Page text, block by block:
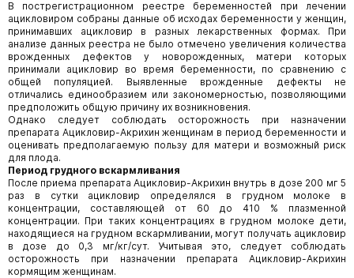
В пострегистрационном реестре беременностей при лечении
ацикловиром собраны данные об исходах беременности у женщин,
принимавших ацикловир в разных лекарственных формах. При
анализе данных реестра не было отмечено увеличения количества
врожденных дефектов у новорожденных, матери которых
принимали ацикловир во время беременности, по сравнению с
общей популяцией. Выявленные врожденные дефекты не
отличались единообразием или закономерностью, позволяющими
предположить общую причину их возникновения.
Однако следует соблюдать осторожность при назначении
препарата Ацикловир-Акрихин женщинам в период беременности и
оценивать предполагаемую пользу для матери и возможный риск
для плода.
Период грудного вскармливания
После приема препарата Ацикловир-Акрихин внутрь в дозе 200 мг 5
раз в сутки ацикловир определялся в грудном молоке в
концентрации, составляющей от 60 до 410 % плазменной
концентрации. При таких концентрациях в грудном молоке дети,
находящиеся на грудном вскармливании, могут получать ацикловир
в дозе до 0,3 мг/кг/сут. Учитывая это, следует соблюдать
осторожность при назначении препарата Ацикловир-Акрихин
кормящим женщинам.